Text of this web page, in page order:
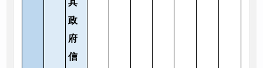
其
政
府
信